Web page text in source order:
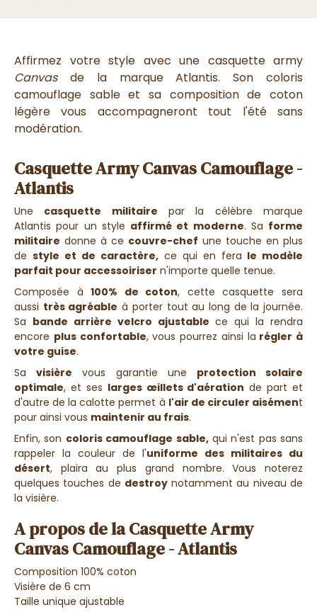
Affirmez votre style avec une casquette army
Canvasde la marque Atlantis. Son coloris
camouflage sable et sa composition de coton
légère vous accompagneront tout l'été sans
modération.
Casquette Army Canvas Camouflage -
Atlantis
Une casquette militaire par la célèbre marque
Atlantis pour un style affirmé et moderne. Sa forme
militaire donne à ce couvre-chef une touche en plus
de style et de caractère, ce qui en fera le modèle
parfait pour accessoiriser n'importe quelle tenue.
Composée à100% de coton, cettecasquette sera
aussi très agréable à porter tout au long de la journée.
Sa bande arrière velcro ajustable ce qui la rendra
encore plus confortable, vous pourrez ainsi la régler à
votre guise.
Savisière vous garantie une protection solaire
optimale, et ses larges œillets d'aération de part et
d'autre de la calotte permet à l'air de circuler aisément
pour ainsi vous maintenir au frais.
Enfin, son coloris camouflage sable,qui n'est pas sans
rappeler la couleur de l'uniforme des militaires du
désert, plaira au plus grand nombre. Vous noterez
quelques touches de destroynotamment au niveau de
la visière.
A propos de la Casquette Army
Canvas Camouflage - Atlantis
Composition 100% coton
Visière de 6 cm
Taille unique ajustable